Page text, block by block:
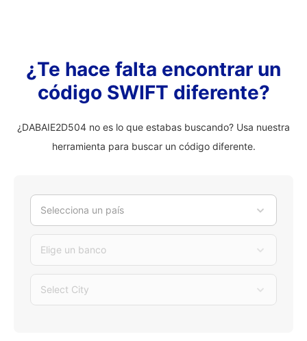
¿Te hace falta encontrar un
código SWIFT diferente?
¿DABAIE2D504 no es lo que estabas buscando? Usa nuestra
herramienta para buscar un código diferente.
Selecciona un país
Elige un banco
Select City